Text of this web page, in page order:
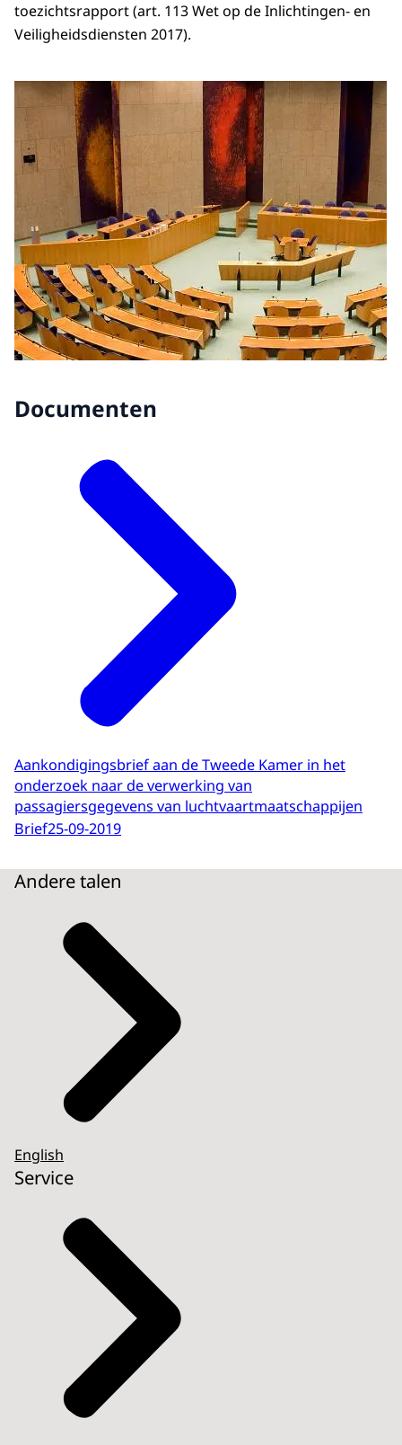
toezichtsrapport (art. 113 Wet op de Inlichtingen- en
Veiligheidsdiensten 2017).
Documenten
Aankondigingsbrief aan de Tweede Kamer in het
onderzoek naar de verwerking van
passagiersgegevens van luchtvaartmaatschappijen
Brief25-09-2019
Andere talen
English
Service